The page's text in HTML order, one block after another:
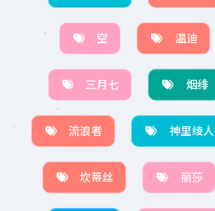
空 温迪
三月七 烟绯
流浪者 神里绫人
坎蒂丝 丽莎